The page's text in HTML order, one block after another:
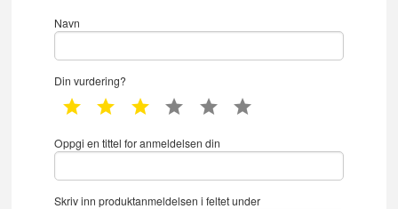
Navn
Din vurdering?
1 star 2 star 3 star 4 star 5 star
Oppgi en tittel for anmeldelsen din
Skriv inn produktanmeldelsen i feltet under